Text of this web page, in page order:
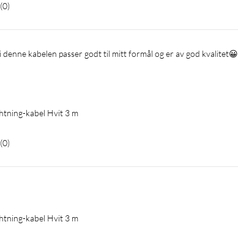
(0)
denne kabelen passer godt til mitt formål og er av god kvalitet😀
kabel Hvit 3 m
(0)
kabel Hvit 3 m